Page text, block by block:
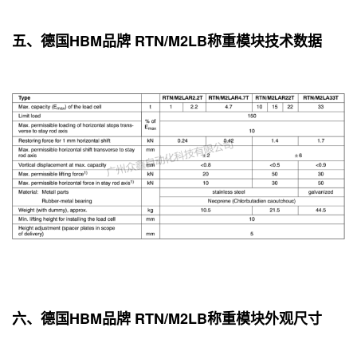
五、德国HBM品牌 RTN/M2LB称重模块技术数据
六、德国HBM品牌 RTN/M2LB称重模块外观尺寸